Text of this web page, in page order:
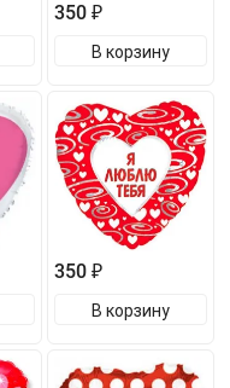
350 ₽
В корзину
350 ₽
В корзину